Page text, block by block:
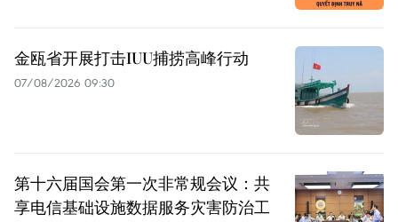
金瓯省开展打击IUU捕捞高峰行动
07/08/2026 09:30
第十六届国会第一次非常规会议：共
享电信基础设施数据服务灾害防治工